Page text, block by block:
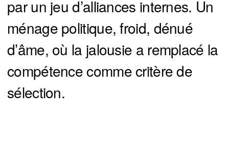
par un jeu d’alliances internes. Un
ménage politique, froid, dénué
d’âme, où la jalousie a remplacé la
compétence comme critère de
sélection.